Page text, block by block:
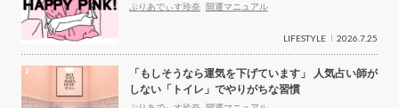
ぷりあでぃす玲奈 開運マニュアル
LIFESTYLE 2026.7.25
「もしそうなら運気を下げています」 人気占い師が
しない「トイレ」でやりがちな習慣